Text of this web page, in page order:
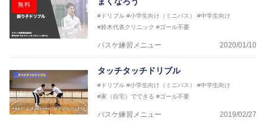
無料
#ドリブル #小学生向け（ミニバス）
#中学生向け
#鈴木代表クリニック #ゴール不要
バスケ練習メニュー 2020/01/10
タッチタッチドリブル
#ドリブル #小学生向け（ミニバス）
#中学生向け
#家（自宅）でできる #ゴール不要
バスケ練習メニュー 2019/02/27